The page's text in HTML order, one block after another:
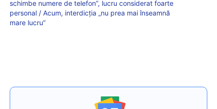
schimbe numere de telefon”, lucru considerat foarte
personal / Acum, interdicția „nu prea mai înseamnă
mare lucru”